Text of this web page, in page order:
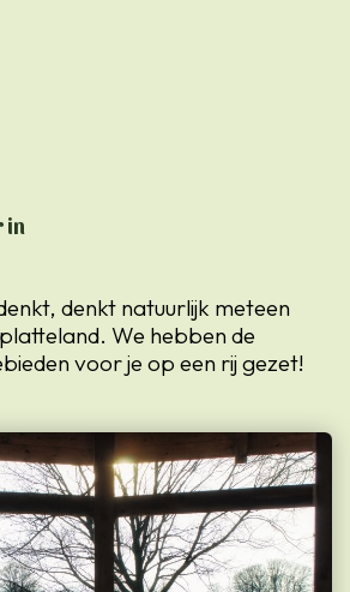
in
denkt natuurlijk meteen
We hebben de
voor je op een rij gezet!